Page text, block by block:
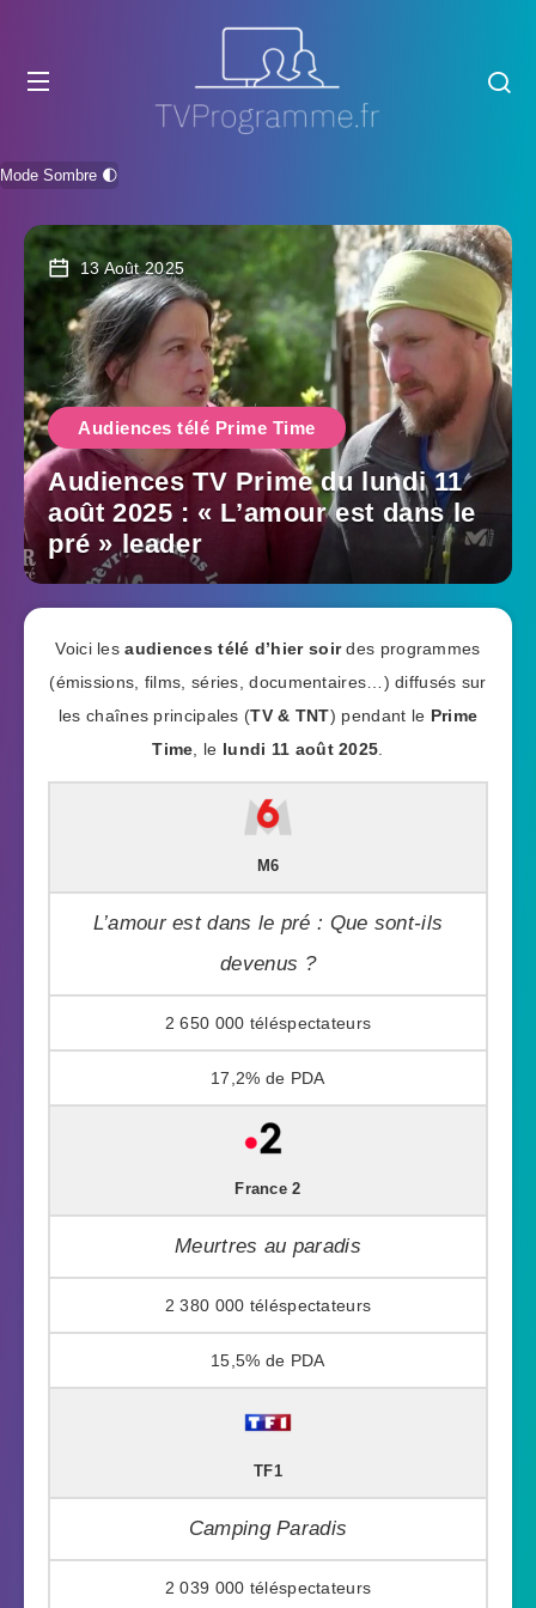
Mode Sombre 🌓
13 Août 2025
Audiences télé Prime Time
Audiences TV Prime du lundi 11
août 2025 : « L’amour est dans le
pré » leader
Voici lesaudiences télé d’hier soirdes programmes
(émissions, films, séries, documentaires…) diffusés sur
les chaînes principales (TV & TNT) pendant le Prime
Time , le lundi 11 août 2025
M6
L’amour est dans le pré : Que sont-ils
devenus ?
2 650 000
17,2%
France 2
Meurtres au paradis
2 380 000
15,5%
TF1
Camping Paradis
2 039 000